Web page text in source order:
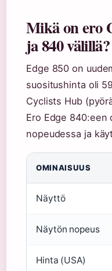
Mikä on ero
ja 840 välillä?
Edge 850 on
suositushinta oli
Cyclists Hub
Ero Edge 840:een
nopeudessa ja
OMINAISUUS
Näyttö
Näytön nopeus
Hinta (USA)